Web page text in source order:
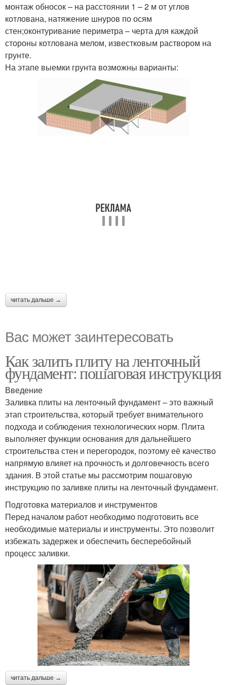
монтаж обносок – на расстоянии 1 – 2 м от углов
котлована, натяжение шнуров по осям
стен;оконтуривание периметра – черта для каждой
стороны котлована мелом, известковым раствором на
грунте.
На этапе выемки грунта возможны варианты:
читать дальше →
Вас может заинтересовать
Как залить плиту на ленточный
фундамент: пошаговая инструкция
Введение
Заливка плиты на ленточный фундамент – это важный
этап строительства, который требует внимательного
подхода и соблюдения технологических норм. Плита
выполняет функции основания для дальнейшего
строительства стен и перегородок, поэтому её качество
напрямую влияет на прочность и долговечность всего
здания. В этой статье мы рассмотрим пошаговую
инструкцию по заливке плиты на ленточный фундамент.
Подготовка материалов и инструментов
Перед началом работ необходимо подготовить все
необходимые материалы и инструменты. Это позволит
избежать задержек и обеспечить бесперебойный
процесс заливки.
читать дальше →